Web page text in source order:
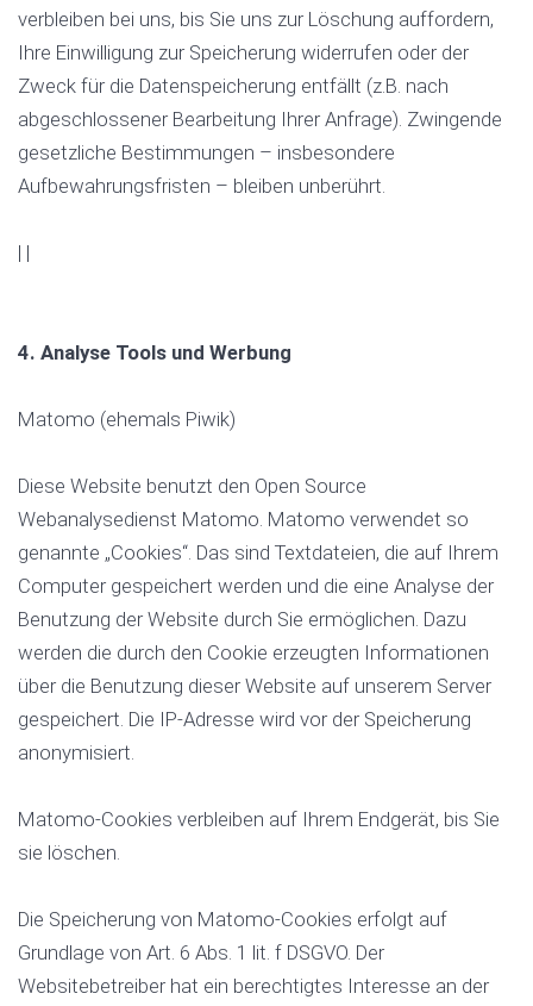
verbleiben bei uns, bis Sie uns zur Löschung auffordern,
Ihre Einwilligung zur Speicherung widerrufen oder der
Zweck für die Datenspeicherung entfällt (z.B. nach
abgeschlossener Bearbeitung Ihrer Anfrage). Zwingende
gesetzliche Bestimmungen – insbesondere
Aufbewahrungsfristen – bleiben unberührt.
| |
4. Analyse Tools und Werbung
Matomo (ehemals Piwik)
Diese Website benutzt den Open Source
Webanalysedienst Matomo. Matomo verwendet so
genannte „Cookies“. Das sind Textdateien, die auf Ihrem
Computer gespeichert werden und die eine Analyse der
Benutzung der Website durch Sie ermöglichen. Dazu
werden die durch den Cookie erzeugten Informationen
über die Benutzung dieser Website auf unserem Server
gespeichert. Die IP-Adresse wird vor der Speicherung
anonymisiert.
Matomo-Cookies verbleiben auf Ihrem Endgerät, bis Sie
sie löschen.
Die Speicherung von Matomo-Cookies erfolgt auf
Grundlage von Art. 6 Abs. 1 lit. f DSGVO. Der
Websitebetreiber hat ein berechtigtes Interesse an der